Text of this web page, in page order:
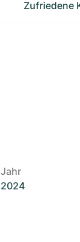
Zufriedene
Jahr
2024